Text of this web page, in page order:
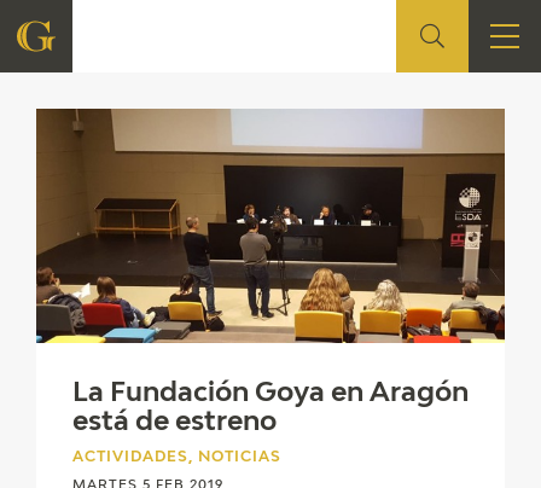
FUNDACIÓN
CENTRO DE INVESTIGACIÓN Y DOCUMENTACIÓN
ACCIÓN CORPORATIVA
CONTACTO
PROGRAMACIÓN
La Fundación Goya en Aragón
está de estreno
ACTIVIDADES, NOTICIAS
MARTES 5 FEB 2019